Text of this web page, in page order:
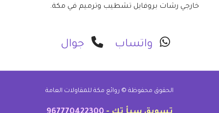
خارجي رشات بروفايل تشطيب وترميم في مكة.
واتساب جوال
الحقوق محفوظة © روائع مكة للمقاولات العامة